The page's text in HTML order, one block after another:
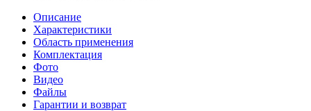
Описание
Характеристики
Область применения
Комплектация
Фото
Видео
Файлы
Гарантии и возврат